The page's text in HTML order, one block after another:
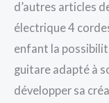
d’autres articles
électrique 4
enfant la
guitare adapté à
développer sa